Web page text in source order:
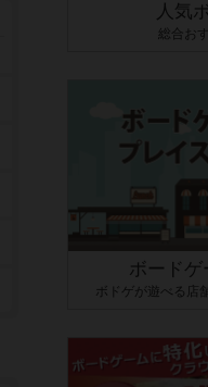
人気
総合お
ボードゲ
ボドゲが遊べる店